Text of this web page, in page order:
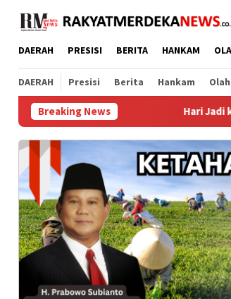
DAERAH PRESISI BERITA HANKAM
DAERAH Presisi Berita Hankam
Breaking NewsHari Jadi ke-69 Provinsi